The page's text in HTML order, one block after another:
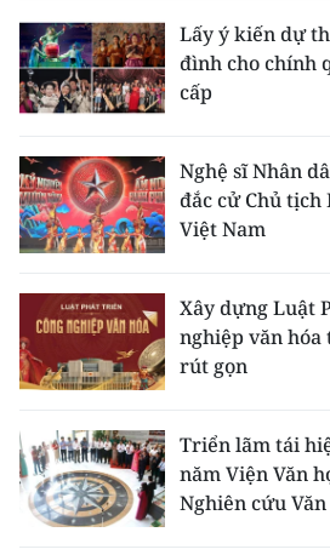
Lấy ý kiến dự
đình cho chính
cấp
Nghệ sĩ Nhân
đắc cử Chủ tịch
Việt Nam
Xây dựng Luật
nghiệp văn
rút gọn
Triển lãm tái
năm Viện Văn
Nghiên cứu